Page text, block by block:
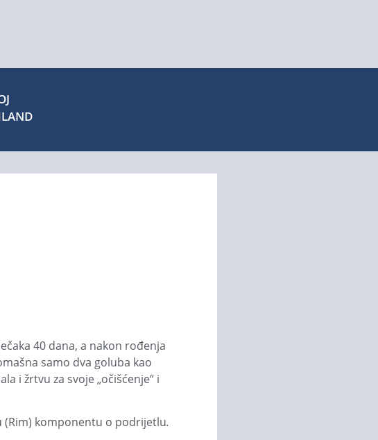
40 dana, a nakon rođenja
samo dva goluba kao
i žrtvu za svoje „očišćenje“ i
(Rim) komponentu o podri­jetlu.